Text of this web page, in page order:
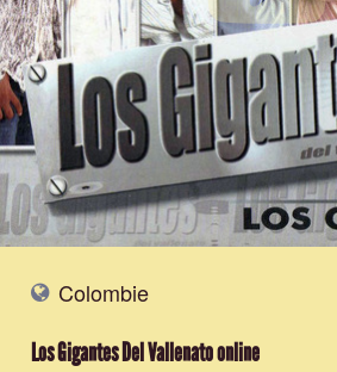
Colombie
Los Gigantes Del Vallenatoonline